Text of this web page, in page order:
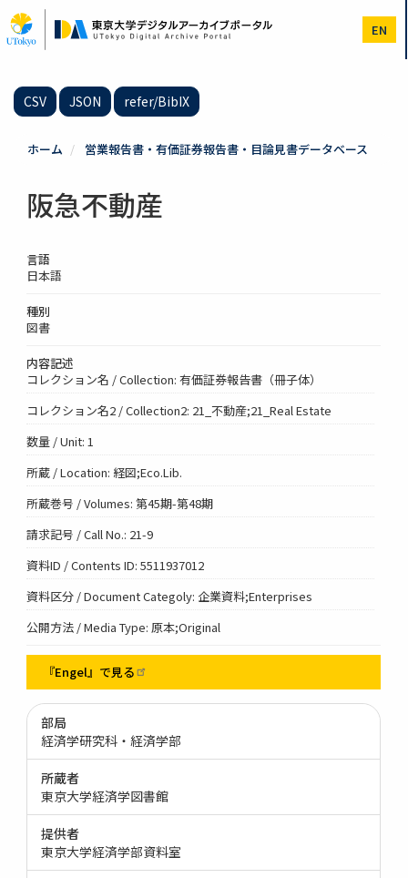
イ
ン
EN
CSV JSON refer/BibIX
ホーム 営業報告書・有価証券報告書・目論見書データベース
阪急不動産
言語
日本語
種別
図書
内容記述
コレクション名 / Collection: 有価証券報告書（冊子体）
コレクション名2 / Collection2: 21_不動産;21_Real Estate
数量 / Unit: 1
所蔵 / Location: 経図;Eco.Lib.
所蔵巻号 / Volumes: 第45期-第48期
請求記号 / Call No.: 21-9
資料ID / Contents ID: 5511937012
資料区分 / Document Categoly: 企業資料;Enterprises
公開方法 / Media Type: 原本;Original
『Engel』で見る
部局
経済学研究科・経済学部
所蔵者
東京大学経済学図書館
提供者
東京大学経済学部資料室